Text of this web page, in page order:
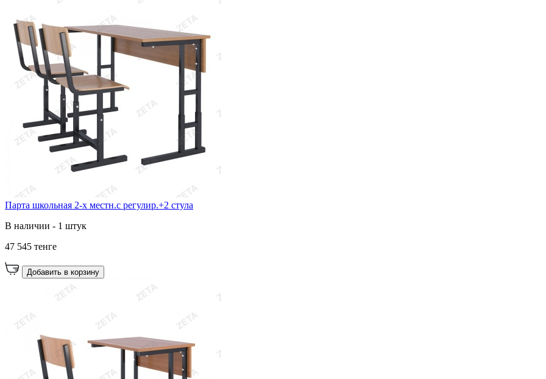
Парта школьная 2-х местн.с регулир.+2 стула
В наличии - 1 штук
47 545 тенге
Добавить в корзину